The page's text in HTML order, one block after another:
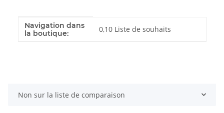
Valeur
Fabricant
Navigation dans
la boutique:
0,10 Liste de souhaits
Non sur la liste de comparaison